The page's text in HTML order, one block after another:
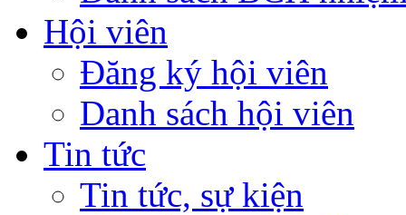
Hội viên
Đăng ký hội viên
Danh sách hội viên
Tin tức
Tin tức, sự kiện